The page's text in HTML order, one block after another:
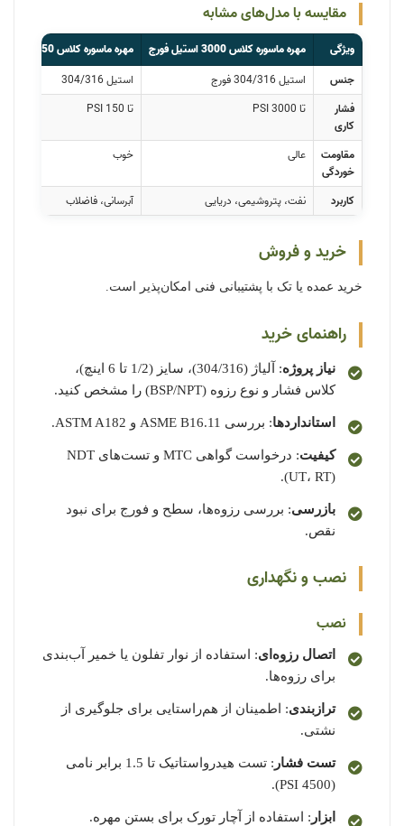
مقایسه با مدل‌های مشابه
ویژگی مهره ماسوره کلاس 3000 استیل فورج
مهره ماسوره کلاس 150 استیل
جنس
استیل 304/316 فورج
استیل 304/316
فشار
کاری
تا 3000 PSI تا 150 PSI
مقاومت
خوردگی
عالی خوب
کاربرد نفت، پتروشیمی، دریایی آبرسانی، فاضلاب
خرید و فروش
خرید عمده یا تک با پشتیبانی فنی امکان‌پذیر است.
راهنمای خرید
نیاز پروژه
: آلیاژ (304/316)، سایز (1/2 تا 6 اینچ)،
کلاس فشار و نوع رزوه (BSP/NPT) را مشخص کنید.
استانداردها: بررسی ASME B16.11 و ASTM A182.
کیفیت
: درخواست گواهی MTC و تست‌های NDT
(UT، RT).
بازرسی: بررسی رزوه‌ها، سطح و فورج برای نبود
نقص.
نصب و نگهداری
نصب
اتصال رزوه‌ای: استفاده از نوار تفلون یا خمیر آب‌بندی
برای رزوه‌ها.
ترازبندی: اطمینان از هم‌راستایی برای جلوگیری از
نشتی.
تست فشار
: تست هیدرواستاتیک تا 1.5 برابر نامی
(4500 PSI).
ابزار : استفاده از آچار تورک برای بستن مهره.